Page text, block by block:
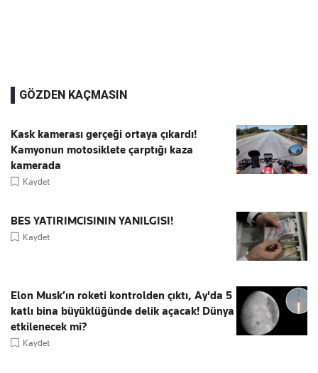
GÖZDEN KAÇMASIN
Kask kamerası gerçeği ortaya çıkardı!
Kamyonun motosiklete çarptığı kaza
kamerada
Kaydet
BES YATIRIMCISININ YANILGISI!
Kaydet
Elon Musk’ın roketi kontrolden çıktı, Ay'da 5
katlı bina büyüklüğünde delik açacak! Dünya
etkilenecek mi?
Kaydet